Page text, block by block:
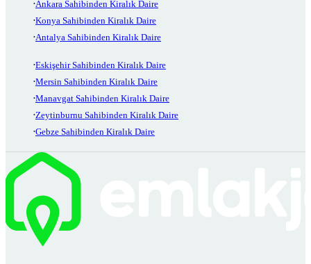
Ankara Sahibinden Kiralık Daire
Konya Sahibinden Kiralık Daire
Antalya Sahibinden Kiralık Daire
Eskişehir Sahibinden Kiralık Daire
Mersin Sahibinden Kiralık Daire
Manavgat Sahibinden Kiralık Daire
Zeytinburnu Sahibinden Kiralık Daire
Gebze Sahibinden Kiralık Daire